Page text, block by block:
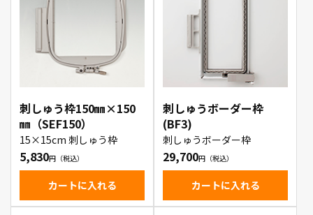
刺しゅう枠150㎜×150
㎜（SEF150）
15×15cm 刺しゅう枠
5,830
カートに入れる
刺しゅうボーダー枠
(BF3)
刺しゅうボーダー枠
29,700
カートに入れる